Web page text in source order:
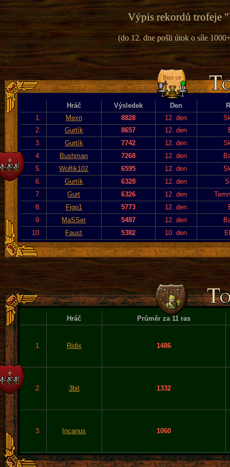
Výpis rekordů trofeje "
(do 12. dne pošli útok o síle
Hráč Výsledek Den
1.
Mexn 8828 12. den
2.
Gurtík 8657 12. den
3.
Gurtík 7742 12. den
4.
Bushman 7268 12. den
5.
Wolfik102 6595 12. den
6.
Gurtík 6328 12. den
7.
Gurt 6326 12. den
8.
Figo1 5773 12. den
9.
MaSSer 5487 12. den
10.
Faust 5382 10. den
Hráč Průměr za 11 ras
1. Ridix 1486
2. 3bit 1332
3. Incanus 1060